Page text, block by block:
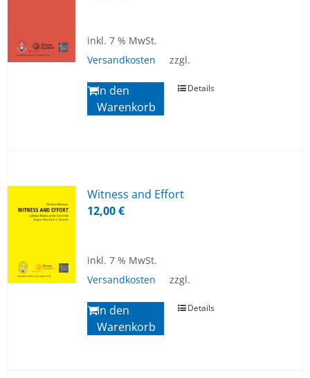
inkl. 7 % MwSt.
zzgl.
Versandkosten
In den
Warenkorb
Details
Wit­ness and Ef­fort
12,00€
inkl. 7 % MwSt.
zzgl.
Versandkosten
In den
Warenkorb
Details